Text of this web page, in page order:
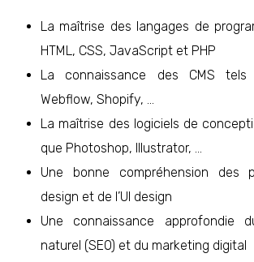
La maîtrise des langages de
HTML, CSS, JavaScript et PHP
La connaissance des CMS tels
Webflow, Shopify, …
La maîtrise des logiciels de
que Photoshop, Illustrator, …
Une bonne compréhension des
design et de l’UI design
Une connaissance approfondie
naturel (SEO) et du marketing digital